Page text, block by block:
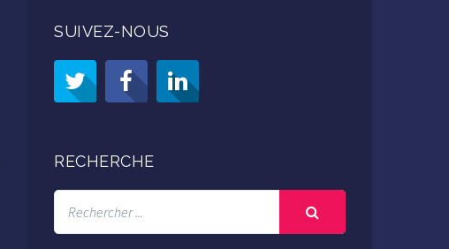
SUIVEZ-NOUS
RECHERCHE